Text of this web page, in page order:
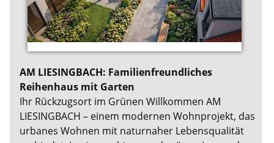
AM LIESINGBACH: Familienfreundliches
Reihenhaus mit Garten
Ihr Rückzugsort im Grünen Willkommen AM
LIESINGBACH – einem modernen Wohnprojekt, das
urbanes Wohnen mit naturnaher Lebensqualität